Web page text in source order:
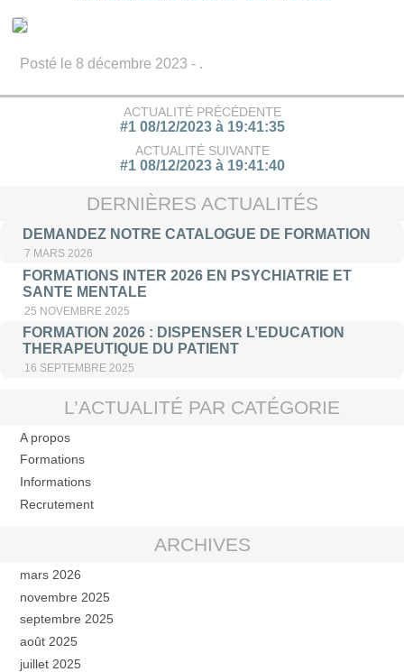
Posté le 8 décembre 2023 - .
ACTUALITÉ PRÉCÉDENTE
#1 08/12/2023 à 19:41:35
ACTUALITÉ SUIVANTE
#1 08/12/2023 à 19:41:40
DERNIÈRES ACTUALITÉS
DEMANDEZ NOTRE CATALOGUE DE FORMATION
7 MARS 2026
FORMATIONS INTER 2026 EN PSYCHIATRIE ET
SANTE MENTALE
25 NOVEMBRE 2025
FORMATION 2026 : DISPENSER L’EDUCATION
THERAPEUTIQUE DU PATIENT
16 SEPTEMBRE 2025
L’ACTUALITÉ PAR CATÉGORIE
A propos
Formations
Informations
Recrutement
ARCHIVES
mars 2026
novembre 2025
septembre 2025
août 2025
juillet 2025